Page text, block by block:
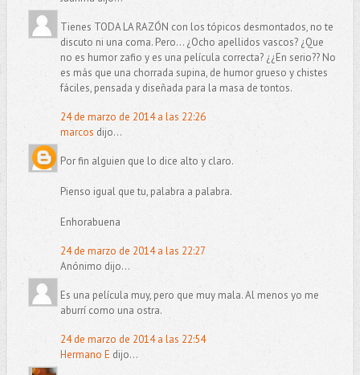
Tienes TODA LA RAZÓN con los tópicos desmontados, no te
discuto ni una coma. Pero... ¿Ocho apellidos vascos? ¿Que
no es humor zafio y es una película correcta? ¿¿En serio?? No
es más que una chorrada supina, de humor grueso y chistes
fáciles, pensada y diseñada para la masa de tontos.
24 de marzo de 2014 a las 22:26
marcos dijo...
Por fin alguien que lo dice alto y claro.
Pienso igual que tu, palabra a palabra.
Enhorabuena
24 de marzo de 2014 a las 22:27
Anónimo dijo...
Es una película muy, pero que muy mala. Al menos yo me
aburrí como una ostra.
24 de marzo de 2014 a las 22:54
Hermano E dijo...